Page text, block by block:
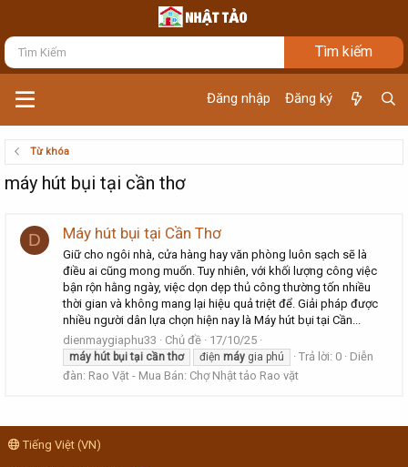
Đăng nhập Đăng ký
Từ khóa
máy hút bụi tại cần thơ
D Máy hút bụi tại Cần Thơ
Giữ cho ngôi nhà, cửa hàng hay văn phòng luôn sạch sẽ là
điều ai cũng mong muốn. Tuy nhiên, với khối lượng công việc
bận rộn hằng ngày, việc dọn dẹp thủ công thường tốn nhiều
thời gian và không mang lại hiệu quả triệt để. Giải pháp được
nhiều người dân lựa chọn hiện nay là Máy hút bụi tại Cần...
dienmaygiaphu33
Chủ đề 17/10/25
máy hút bụi tại cần thơ điện máy gia phú Trả lời: 0
Diễn
đàn: Rao Vặt - Mua Bán: Chợ Nhật tảo Rao vặt
Tiếng Việt (VN)